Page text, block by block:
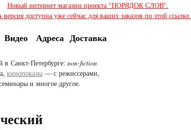
Новый интернет магазин проекта "ПОРЯДОК СЛОВ".
версия доступна уже сейчас для ваших заказов по этой ссылке.
Видео Адреса Доставка
Санкт-Петербурге: non-fiction
кинопоказы — с режиссерами,
и многое другое.